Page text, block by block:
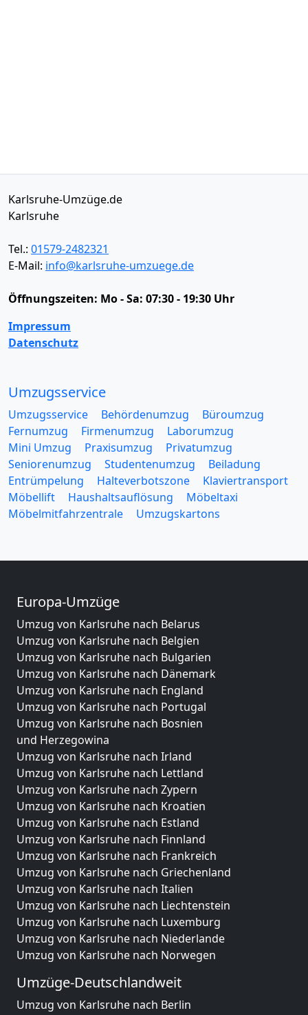
Karlsruhe-Umzüge.de
Karlsruhe
Tel.: 01579-2482321
E-Mail: info@karlsruhe-umzuege.de
Öffnungszeiten: Mo - Sa: 07:30 - 19:30 Uhr
Impressum
Datenschutz
Umzugsservice
Umzugsservice Behördenumzug
Büroumzug
Fernumzug
Firmenumzug
Laborumzug
Mini Umzug
Praxisumzug
Privatumzug
Seniorenumzug
Studentenumzug
Beiladung
Entrümpelung
Halteverbotszone
Klaviertransport
Möbellift
Haushaltsauflösung
Möbeltaxi
Möbelmitfahrzentrale
Umzugskartons
Europa-Umzüge
Umzug von Karlsruhe nach Belarus
Umzug von Karlsruhe nach Belgien
Umzug von Karlsruhe nach Bulgarien
Umzug von Karlsruhe nach Dänemark
Umzug von Karlsruhe nach England
Umzug von Karlsruhe nach Portugal
Umzug von Karlsruhe nach Bosnien
und Herzegowina
Umzug von Karlsruhe nach Irland
Umzug von Karlsruhe nach Lettland
Umzug von Karlsruhe nach Zypern
Umzug von Karlsruhe nach Kroatien
Umzug von Karlsruhe nach Estland
Umzug von Karlsruhe nach Finnland
Umzug von Karlsruhe nach Frankreich
Umzug von Karlsruhe nach Griechenland
Umzug von Karlsruhe nach Italien
Umzug von Karlsruhe nach Liechtenstein
Umzug von Karlsruhe nach Luxemburg
Umzug von Karlsruhe nach Niederlande
Umzug von Karlsruhe nach Norwegen
Umzüge-Deutschlandweit
Umzug von Karlsruhe nach Berlin